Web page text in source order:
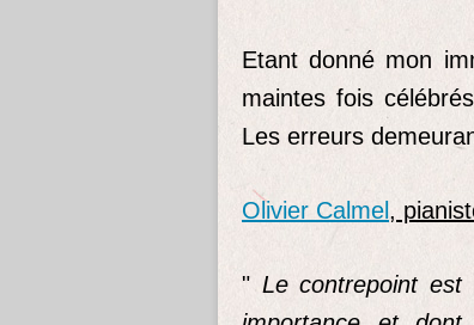
Etant donné mon
maintes fois
Les erreurs
Olivier Calmel ,
" Le contrepoint est